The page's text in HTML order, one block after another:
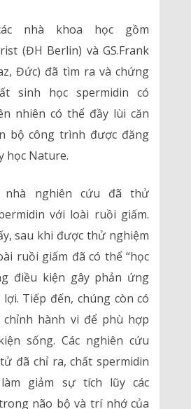
nhà khoa học gồm
(ĐH Berlin) và GS.Frank
Đức) đã tìm ra và chứng
sinh học spermidin có
nhiên có thể đầy lùi căn
bộ công trình được đăng
học Nature.
nhà nghiên cứu đã thử
với loài ruồi giấm.
sau khi được thử nghiệm
ruồi giấm đã có thể “học
điều kiện gây phản ứng
Tiếp đến, chúng còn có
chỉnh hành vi để phù hợp
sống. Các nghiên cứu
đã chỉ ra, chất spermidin
giảm sự tích lũy các
não bộ và trí nhớ của